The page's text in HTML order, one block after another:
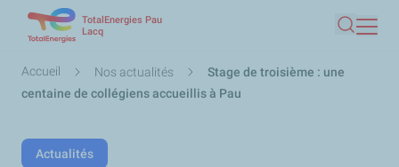
contenu
principal
TotalEnergies Pau
Lacq
Fil
d'Ariane
Accueil Nos actualités
Stage de troisième : une
centaine de collégiens accueillis à Pau
Actualités